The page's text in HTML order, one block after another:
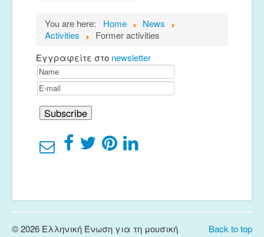
You are here: Home
News
Activities
Former activities
Εγγραφείτε στο newsletter
Back to top
© 2026 Ελληνική Ένωση για τη μουσική